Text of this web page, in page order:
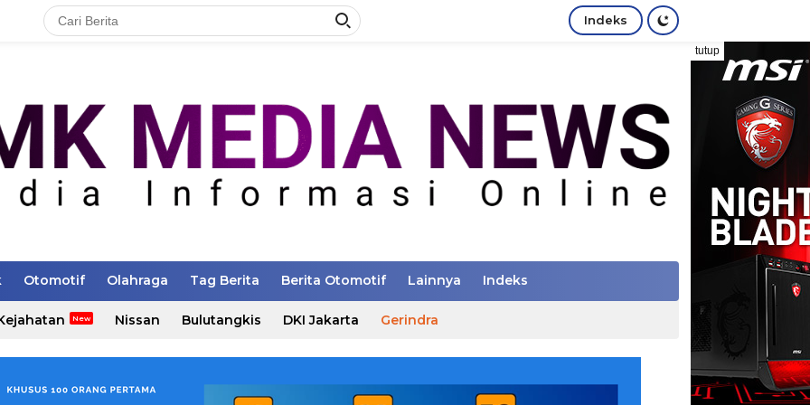
Indeks
tutup
Otomotif Olahraga Tag Berita Berita Otomotif Lainnya Indeks
Nissan Bulutangkis DKI Jakarta Gerindra